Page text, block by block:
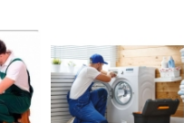
técnicas de
microondas
Conserto de
máquinas de
lavar